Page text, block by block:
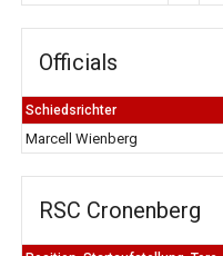
Officials
Schiedsrichter
Marcell Wienberg
RSC Cronenberg